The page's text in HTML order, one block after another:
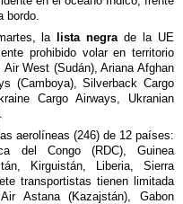
bordo.
la
lista negrade la UE
prohibido volar en territorio
West (Sudán), Ariana Afghan
(Camboya), Silverback Cargo
Cargo Airways, Ukranian
aerolí­neas (246) de 12 paí­ses:
del Congo (RDC), Guinea
Kirguistán, Liberia, Sierra
transportistas tienen limitada
Astana (Kazajstán), Gabon